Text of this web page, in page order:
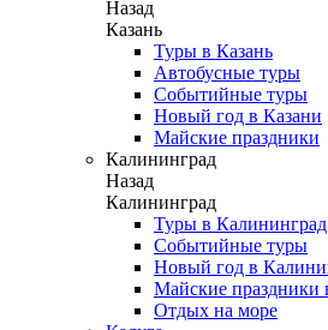
Назад
Казань
Туры в Казань
Автобусные туры
Событийные туры
Новый год в Казани
Майские праздники
Калининград
Назад
Калининград
Туры в Калининград
Событийные туры
Новый год в
Майские праздники
Отдых на море